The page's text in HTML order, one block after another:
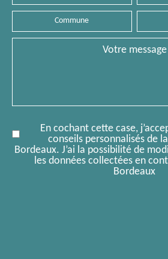
Commune
postal
En cochant cette case,
conseils personnalisés de
Bordeaux. J’ai la possibilité de
les données collectées en
Bordeaux